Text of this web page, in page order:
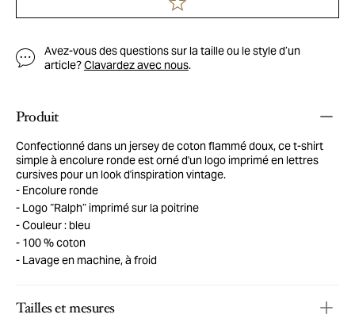
Avez-vous des questions sur la taille ou le style d’un
article?Clavardez avec nous.
Produit
Confectionné dans un jersey de coton flammé doux, ce t-shirt
simple à encolure ronde est orné d'un logo imprimé en lettres
cursives pour un look d'inspiration vintage.
Encolure ronde
Logo “Ralph” imprimé sur la poitrine
Couleur : bleu
100 % coton
Lavage en machine, à froid
Tailles et mesures